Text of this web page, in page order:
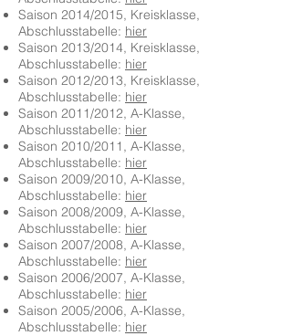
Saison 2014/2015, Kreisklasse,
Abschlusstabelle: hier
Saison 2013/2014, Kreisklasse,
Abschlusstabelle: hier
Saison 2012/2013, Kreisklasse,
Abschlusstabelle: hier
Saison 2011/2012, A-Klasse,
Abschlusstabelle: hier
Saison 2010/2011, A-Klasse,
Abschlusstabelle: hier
Saison 2009/2010, A-Klasse,
Abschlusstabelle: hier
Saison 2008/2009, A-Klasse,
Abschlusstabelle: hier
Saison 2007/2008, A-Klasse,
Abschlusstabelle: hier
Saison 2006/2007, A-Klasse,
Abschlusstabelle: hier
Saison 2005/2006, A-Klasse,
Abschlusstabelle: hier